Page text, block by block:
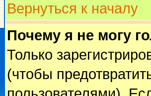
Вернуться к началу
Почему я не могу
Только
(чтобы